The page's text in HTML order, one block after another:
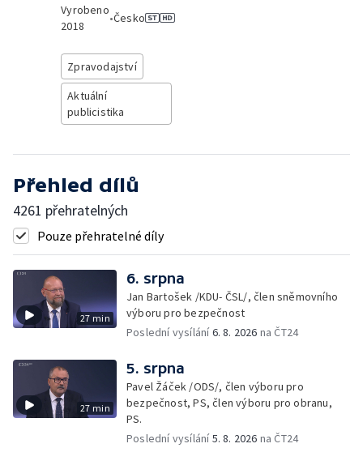
Vyrobeno
2018
•Česko
Zpravodajství
Aktuální
publicistika
Přehled dílů
4261 přehratelných
Pouze přehratelné díly
27 min
6. srpna
Jan Bartošek /KDU- ČSL/, člen sněmovního
výboru pro bezpečnost
Poslední vysílání6. 8. 2026 na ČT24
27 min
5. srpna
Pavel Žáček /ODS/, člen výboru pro
bezpečnost, PS, člen výboru pro obranu,
PS.
Poslední vysílání5. 8. 2026 na ČT24